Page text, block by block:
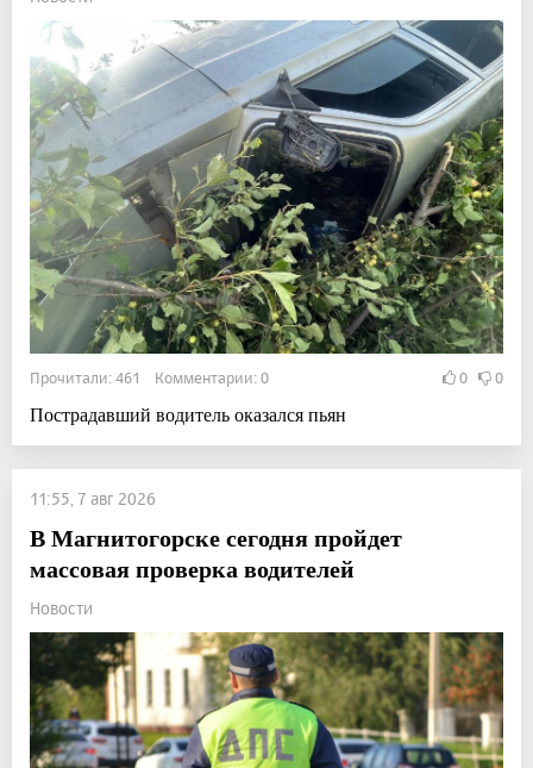
Прочитали: 461 Комментарии: 0 0 0
Пострадавший водитель оказался пьян
11:55, 7 авг 2026
В Магнитогорске сегодня пройдет
массовая проверка водителей
Новости